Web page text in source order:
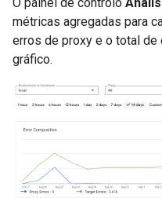
métricas agregadas para
erros de proxy e o total
gráfico.